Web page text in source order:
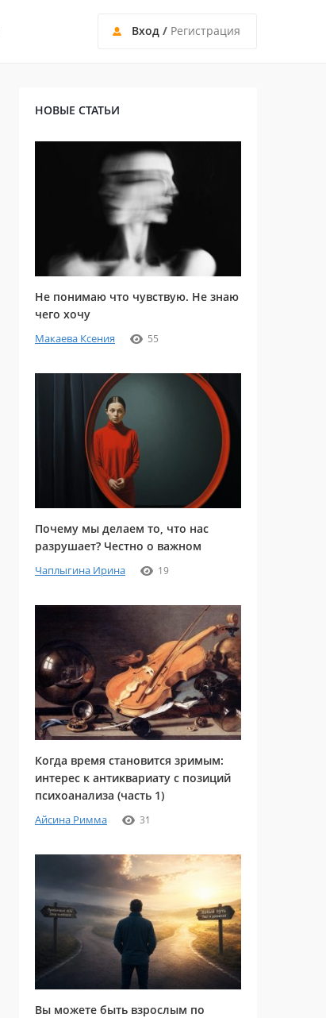
Вход / Регистрация
НОВЫЕ СТАТЬИ
Не понимаю что чувствую. Не знаю
чего хочу
Макаева Ксения 55
Почему мы делаем то, что нас
разрушает? Честно о важном
Чаплыгина Ирина 19
Когда время становится зримым:
интерес к антиквариату с позиций
психоанализа (часть 1)
Айсина Римма 31
Вы можете быть взрослым по